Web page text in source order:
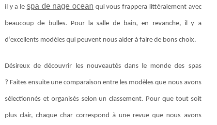
il y a le spa de nage ocean qui vous frappera littéralement avec
beaucoup de bulles. Pour la salle de bain, en revanche, il y a
d’excellents modèles qui peuvent nous aider à faire de bons choix.
Désireux de découvrir les nouveautés dans le monde des spas
? Faites ensuite une comparaison entre les modèles que nous avons
sélectionnés et organisés selon un classement. Pour que tout soit
plus clair, chaque char correspond à une revue que nous avons